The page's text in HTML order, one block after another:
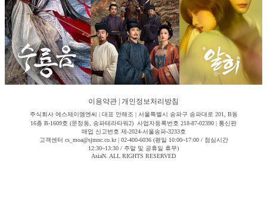
이용약관 개인정보처리방침
주식회사 에스제이엠엔씨 | 대표 안해조 | 서울특별시 송파구 송파대로 201, B동
16층 B-1609호 (문정동, 송파테라타워2) 사업자등록번호 218-87-02390 | 통신판
매업 신고번호 제-2024-서울송파-3233호
고객센터 cs_moa@sjmnc.co.kr | 02-400-6036 (평일 10:00~17:00 / 점심시간
12:30~13:30 / 주말 및 공휴일 휴무)
AsiaN. ALL RIGHTS RESERVED